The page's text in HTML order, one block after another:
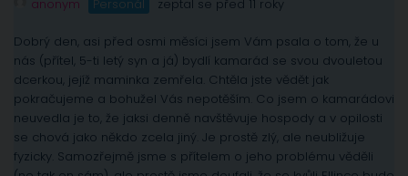
anonym Personál zeptal se před 11 roky
Dobrý den, asi před osmi měsíci jsem Vám psala o tom, že u
nás (přítel, 5-ti letý syn a já) bydlí kamarád se svou dvouletou
dcerkou, jejíž maminka zemřela. Chtěla jste vědět jak
pokračujeme a bohužel Vás nepotěším. Co jsem o kamarádovi
neuvedla je to, že jaksi denně navštěvuje hospody a v opilosti
se chová jako někdo zcela jiný. Je prostě zlý, ale neubližuje
fyzicky. Samozřejmě jsme s přítelem o jeho problému věděli